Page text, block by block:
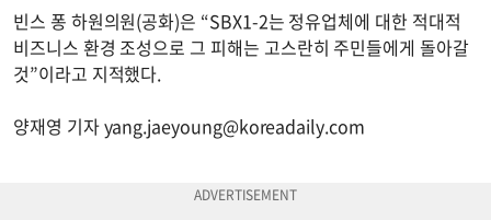
빈스 퐁 하원의원(공화)은 “SBX1-2는 정유업체에 대한 적대적
비즈니스 환경 조성으로 그 피해는 고스란히 주민들에게 돌아갈
것”이라고 지적했다.
양재영 기자yang.jaeyoung@koreadaily.com